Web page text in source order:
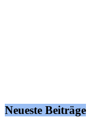
Neueste Beiträge